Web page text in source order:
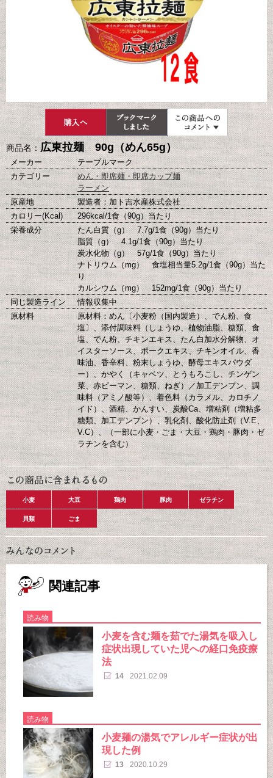
商品名：広東拉麺 90g（めん65g）
メーカー
テーブルマーク
カテゴリー
めん・即席麺・即席カップ麺
ラーメン
原産地
製造者：加ト吉水産株式会社
カロリー(Kcal)
296kcal/1食（90g）当たり
栄養成分
たん白質（g） 7.7g/1食（90g）当たり
脂質（g） 4.1g/1食（90g）当たり
炭水化物（g） 57g/1食（90g）当たり
ナトリウム（mg） 食塩相当量5.2g/1食（90g）当た
り
カルシウム（mg） 152mg/1食（90g）当たり
同じ製造ライン
情報収集中
原材料
原材料：めん〔小麦粉（国内製造）、でん粉、食
塩〕、添付調味料（しょうゆ、植物油脂、糖類、食
塩、でん粉、チキンエキス、たん白加水分解物、オ
イスターソース、ポークエキス、チキンオイル、香
味油、香辛料、粉末しょうゆ、酵母エキスパウダ
ー）、かやく（キャベツ、とうもろこし、チンゲン
菜、赤ピーマン、糖類、ねぎ）／加工デンプン、調
味料（アミノ酸等）、着色料（カラメル、カロチノ
イド）、酒精、かんすい、炭酸Ca、増粘剤（増粘多
糖類、加工デンプン）、乳化剤、酸化防止剤（V.E、
V.C）、（一部に小麦・ごま・大豆・鶏肉・豚肉・ゼ
ラチンを含む）
小麦 大豆 鶏肉 豚肉 ゼラチン
貝類 ごま
関連記事
読み物
小麦を含む麺を茹でた湯気を吸入し
症状出現していた児への経口免疫療
法
14 2021.02.09
読み物
小麦麺の湯気でアレルギー症状が出
現した例
13 2020.10.29